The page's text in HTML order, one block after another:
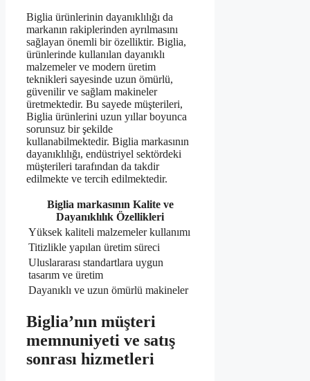
Biglia ürünlerinin dayanıklılığı da
markanın rakiplerinden ayrılmasını
sağlayan önemli bir özelliktir. Biglia,
ürünlerinde kullanılan dayanıklı
malzemeler ve modern üretim
teknikleri sayesinde uzun ömürlü,
güvenilir ve sağlam makineler
üretmektedir. Bu sayede müşterileri,
Biglia ürünlerini uzun yıllar boyunca
sorunsuz bir şekilde
kullanabilmektedir. Biglia markasının
dayanıklılığı, endüstriyel sektördeki
müşterileri tarafından da takdir
edilmekte ve tercih edilmektedir.
Biglia markasının Kalite ve
Dayanıklılık Özellikleri
Yüksek kaliteli malzemeler kullanımı
Titizlikle yapılan üretim süreci
Uluslararası standartlara uygun
tasarım ve üretim
Dayanıklı ve uzun ömürlü makineler
Biglia’nın müşteri
memnuniyeti ve satış
sonrası hizmetleri